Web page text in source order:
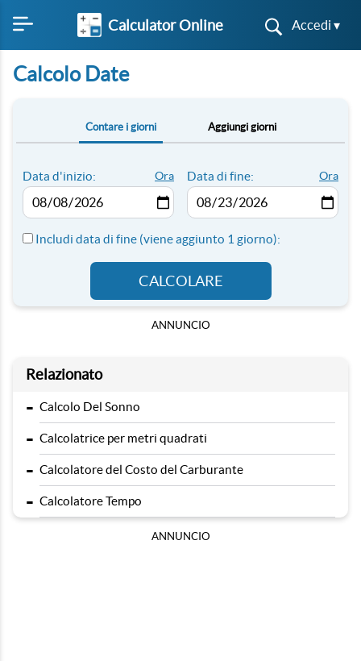
Calculator Online Accedi ▾
Calcolo Date
Contare i giorni Aggiungi giorni
Data d'inizio: Ora Data di fine: Ora
Includi data di fine (viene aggiunto 1 giorno):
CALCOLARE
ANNUNCIO
Relazionato
- Calcolo Del Sonno
- Calcolatrice per metri quadrati
- Calcolatore del Costo del Carburante
- Calcolatore Tempo
ANNUNCIO